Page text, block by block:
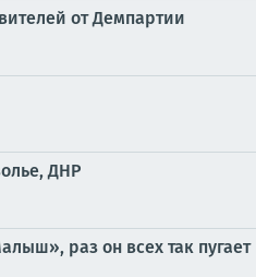
от Демпартии
ДНР
раз он всех так пугает